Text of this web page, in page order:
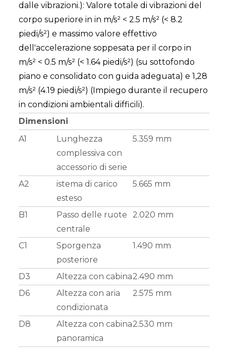
dalle vibrazioni.): Valore totale di vibrazioni del
corpo superiore in in m/s² < 2.5 m/s² (< 8.2
piedi/s²) e massimo valore effettivo
dell'accelerazione soppesata per il corpo in
m/s² < 0.5 m/s² (< 1.64 piedi/s²) (su sottofondo
piano e consolidato con guida adeguata) e 1,28
m/s² (4.19 piedi/s²) (Impiego durante il recupero
in condizioni ambientali difficili).
Dimensioni
A1
Lunghezza
complessiva con
accessorio di serie
5.359 mm
A2
istema di carico
esteso
5.665 mm
B1
Passo delle ruote
centrale
2.020 mm
C1
Sporgenza
posteriore
1.490 mm
D3 Altezza con cabina2.490 mm
D6
Altezza con aria
condizionata
2.575 mm
D8
Altezza con cabina
panoramica
2.530 mm